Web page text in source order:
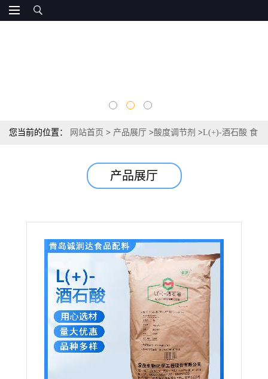
您当前的位置： 网站首页 > 产品展厅 >酸度调节剂 >L(+)-酒石酸 食
产品展厅